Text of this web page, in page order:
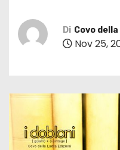
Di Covo
Nov 25,